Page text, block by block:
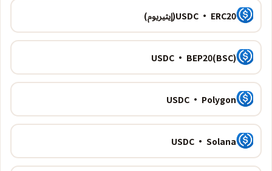
USDC · ERC20(إيثيريوم)
USDC · BEP20(BSC)
USDC · Polygon
USDC · Solana